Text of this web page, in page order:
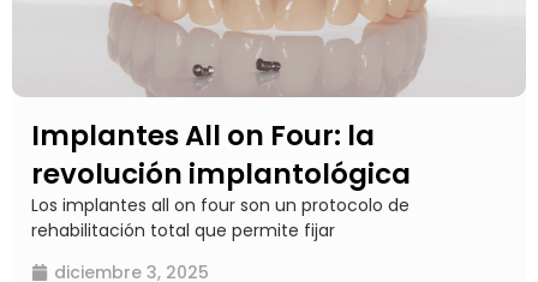
Implantes All on Four: la
revolución implantológica
Los implantes all on four son un protocolo de
rehabilitación total que permite fijar
diciembre 3, 2025